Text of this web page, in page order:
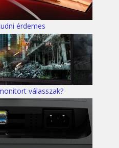
érdemes
válasszak?